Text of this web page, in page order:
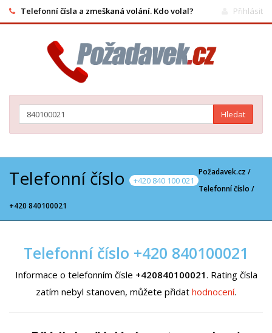
Telefonní čísla a zmeškaná volání. Kdo volal? Přihlásit
Hledat
Telefonní číslo +420 840 100 021
Požadavek.cz /
Telefonní číslo /
+420 840100021
Telefonní číslo +420 840100021
Informace o telefonním čísle +420840100021. Rating čísla
zatím nebyl stanoven, můžete přidat hodnocení.